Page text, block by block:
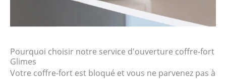
Pourquoi choisir notre service d'ouverture coffre-fort
Glimes
Votre coffre-fort est bloqué et vous ne parvenez pas à